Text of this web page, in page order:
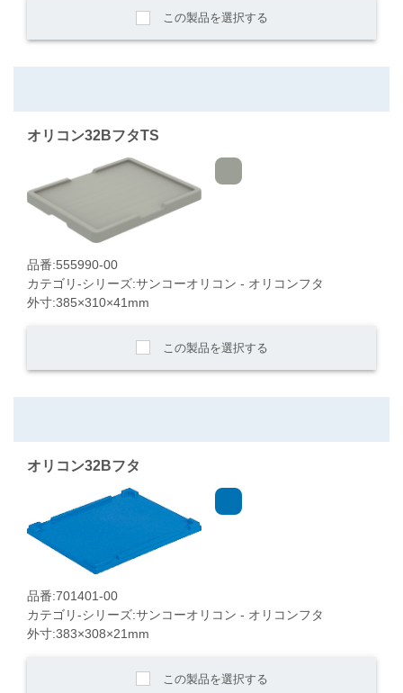
この製品を選択する
オリコン32BフタTS
品番:555990-00
カテゴリ-シリーズ:サンコーオリコン - オリコンフタ
外寸:385×310×41mm
この製品を選択する
オリコン32Bフタ
品番:701401-00
カテゴリ-シリーズ:サンコーオリコン - オリコンフタ
外寸:383×308×21mm
この製品を選択する